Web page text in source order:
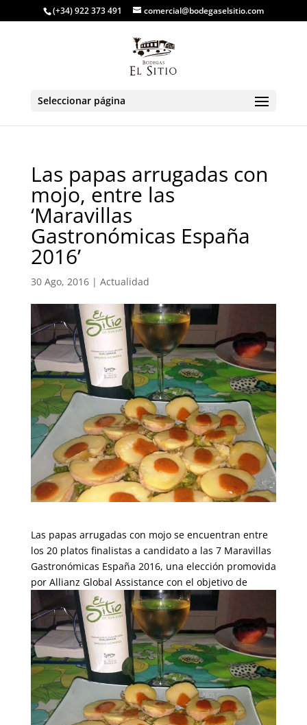
(+34) 922 373 491 comercial@bodegaselsitio.com
Seleccionar página
Las papas arrugadas con
mojo, entre las
‘Maravillas
Gastronómicas España
2016’
30 Ago, 2016| Actualidad
Las papas arrugadas con mojo se encuentran entre
los 20 platos finalistas a candidato a las 7 Maravillas
Gastronómicas España 2016, una elección promovida
por Allianz Global Assistance con el objetivo de